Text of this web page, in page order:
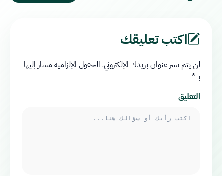
اكتب تعليقك
لن يتم نشر عنوان بريدك الإلكتروني. الحقول الإلزامية مشار إليها
بـ*
التعليق